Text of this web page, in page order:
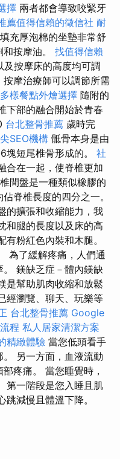
擇 兩者都會導致咬緊牙
薦值得信賴的徵信社 耐
填充厚泡棉的坐墊非常舒
按摩油。 找值得信賴
及按摩床的高度均可調
摩治療師可以調節所需
多樣餐點外燴選擇 隨附的
下部的融合開始於青春
台北整骨推薦 歲時完
SEO機構 骶骨本身是由
短尾椎骨形成的。 社
合在一起，使脊椎更加
椎間盤是一種類似橡膠的
脊椎長度的四分之一。
的擴張和收縮能力，我
和腿的長度以及床的高
粉紅色內裝和木腿。
為了緩解疼痛，人們通
鎂缺乏症－體內鎂缺
是幫助肌肉收縮和放鬆
經瀏覽、聊天、玩樂等
台北整骨推薦 Google
程 私人居家清潔方案
精緻體驗 當您低頭看手
另一方面，血液流動
疼痛。 當您睡覺時，
第一階段是您入睡且肌
減慢且體溫下降。